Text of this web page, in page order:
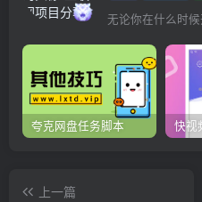
夸克网盘任务脚本
上一篇